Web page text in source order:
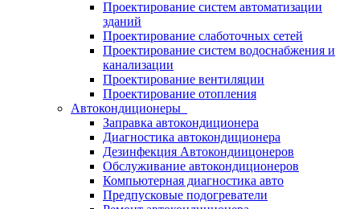
Проектирование систем автоматизации
зданий
Проектирование слаботочных сетей
Проектирование систем водоснабжения и
канализации
Проектирование вентиляции
Проектирование отопления
Автокондиционеры
Заправка автокондиционера
Диагностика автокондиционера
Дезинфекция Автокондиицонеров
Обслуживание автокондиционеров
Компьютерная диагностика авто
Предпусковые подогреватели